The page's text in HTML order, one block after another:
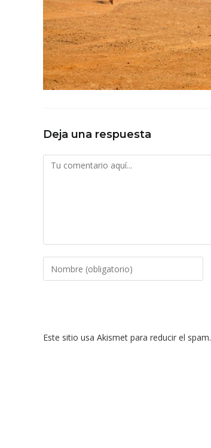
Deja una respuesta
Comentario
Introduce
tu
de
Este sitio usa Akismet para reducir el spam.